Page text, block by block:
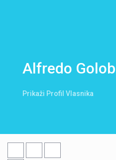
Alfredo Golob
Prikaži Profil Vlasnika